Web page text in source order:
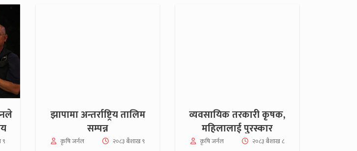
९
झापामा अन्तर्राष्ट्रिय तालिम
सम्पन्न
कृषि जर्नल २०८३ बैशाख ९
व्यवसायिक तरकारी कृषक,
महिलालाई पुरस्कार
कृषि जर्नल २०८३ बैशाख ८